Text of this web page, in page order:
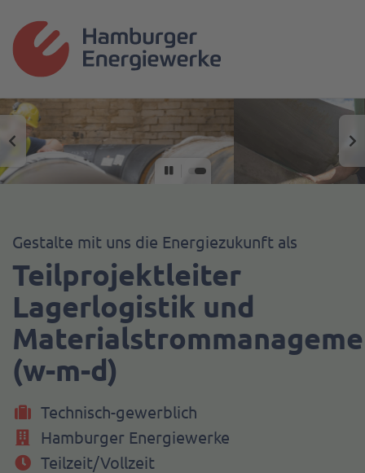
Gestalte mit uns die Energiezukunft als
Teilprojektleiter
Lagerlogistik und
(w-m-d)
Technisch-gewerblich
Hamburger Energiewerke
Teilzeit/Vollzeit